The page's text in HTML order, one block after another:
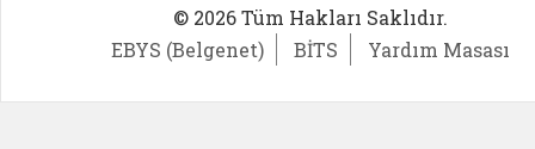
© 2026 Tüm Hakları Saklıdır.
EBYS (Belgenet)
BİTS Yardım Masası